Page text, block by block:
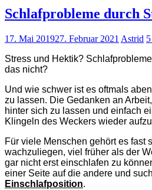
Schlafprobleme durch
17. Mai 201927. Februar 2021 Astrid
Stress und Hektik?
das nicht?
Und wie schwer ist es oftmals
zu lassen. Die Gedanken an
hinter sich zu lassen und einfach
Klingeln des Weckers wieder
Für viele Menschen gehört es fast
wachzuliegen, viel früher als der
gar nicht erst einschlafen zu
einer Seite auf die andere und
Einschlafposition.